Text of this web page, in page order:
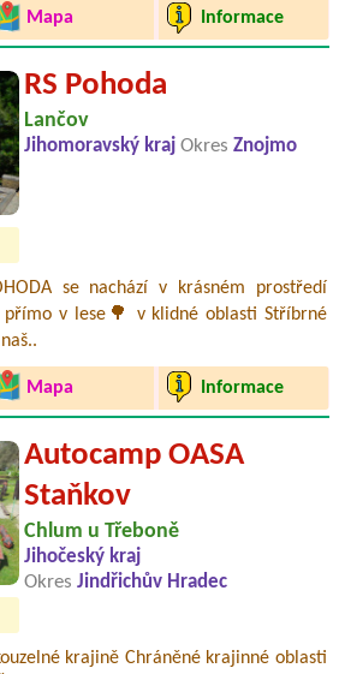
Mapa Informace
RS Pohoda
Lančov
Jihomoravský kraj Okres Znojmo
se nachází v krásném prostředí
přímo v lese🌳 v klidné oblasti Stříbrné
Mapa Informace
Autocamp OASA
Staňkov
Chlum u Třeboně
Jihočeský kraj
Okres Jindřichův Hradec
krajině Chráněné krajinné oblasti